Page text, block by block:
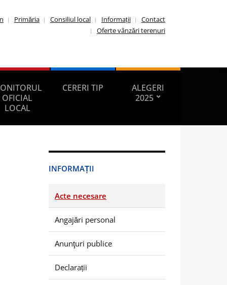
Primăria Consiliul local Informații
Contact
Oferte vânzări terenuri
OFICIAL
LOCAL
CERERI TIP
ALEGERI
2025
INFORMAȚII
Acte necesare
Angajări personal
Anunţuri publice
Declarații